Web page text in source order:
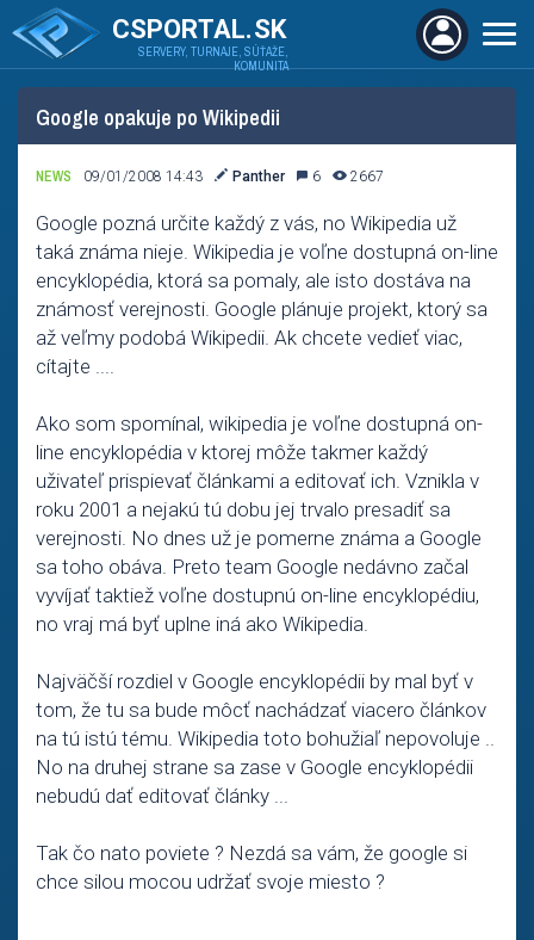
CSPORTAL.SK
SERVERY, TURNAJE, SÚŤAŽE,
KOMUNITA
Google opakuje po Wikipedii
NEWS 09/01/2008 14:43 Panther 6 2667
Google pozná určite každý z vás, no Wikipedia už
taká známa nieje. Wikipedia je voľne dostupná on-line
encyklopédia, ktorá sa pomaly, ale isto dostáva na
známosť verejnosti. Google plánuje projekt, ktorý sa
až veľmy podobá Wikipedii. Ak chcete vedieť viac,
cítajte ....
Ako som spomínal, wikipedia je voľne dostupná on-
line encyklopédia v ktorej môže takmer každý
uživateľ prispievať článkami a editovať ich. Vznikla v
roku 2001 a nejakú tú dobu jej trvalo presadiť sa
verejnosti. No dnes už je pomerne známa a Google
sa toho obáva. Preto team Google nedávno začal
vyvíjať taktiež voľne dostupnú on-line encyklopédiu,
no vraj má byť uplne iná ako Wikipedia.
Najväčší rozdiel v Google encyklopédii by mal byť v
tom, že tu sa bude môcť nachádzať viacero článkov
na tú istú tému. Wikipedia toto bohužiaľ nepovoluje ..
No na druhej strane sa zase v Google encyklopédii
nebudú dať editovať články ...
Tak čo nato poviete ? Nezdá sa vám, že google si
chce silou mocou udržať svoje miesto ?